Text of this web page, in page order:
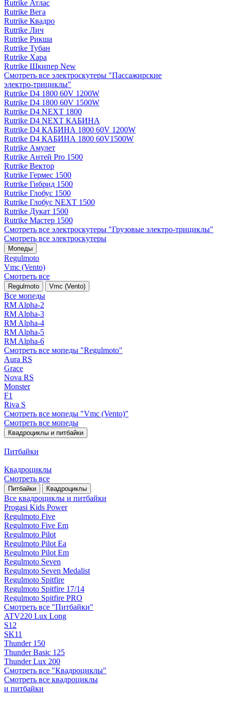
Rutrike Атлас
Rutrike Вега
Rutrike Квадро
Rutrike Лич
Rutrike Рикша
Rutrike Тубан
Rutrike Хара
Rutrike Шкипер New
Смотреть все электро­скутеры "Пассажирские
электро‑трициклы"
Rutrike D4 1800 60V 1200W
Rutrike D4 1800 60V 1500W
Rutrike D4 NEXT 1800
Rutrike D4 NEXT КАБИНА
Rutrike D4 КАБИНА 1800 60V 1200W
Rutrike D4 КАБИНА 1800 60V1500W
Rutrike Амулет
Rutrike Антей Pro 1500
Rutrike Вектор
Rutrike Гермес 1500
Rutrike Гибрид 1500
Rutrike Глобус 1500
Rutrike Глобус NEXT 1500
Rutrike Дукат 1500
Rutrike Мастер 1500
Смотреть все электро­скутеры "Грузовые электро‑трициклы"
Смотреть все электро­скутеры
Мопеды
Regulmoto
Vmc (Vento)
Смотреть все
Regulmoto Vmc (Vento)
Все мопеды
RM Alpha-2
RM Alpha-3
RM Alpha-4
RM Alpha-5
RM Alpha-6
Смотреть все мопеды "Regulmoto"
Aura RS
Grace
Nova RS
Monster
F1
Riva S
Смотреть все мопеды "Vmc (Vento)"
Смотреть все мопеды
Квадроциклы и питбайки
Питбайки
Квадроциклы
Смотреть все
Питбайки Квадроциклы
Все квадроциклы и питбайки
Progasi Kids Power
Regulmoto Five
Regulmoto Five Em
Regulmoto Pilot
Regulmoto Pilot Ea
Regulmoto Pilot Em
Regulmoto Seven
Regulmoto Seven Medalist
Regulmoto Spitfire
Regulmoto Spitfire 17/14
Regulmoto Spitfire PRO
Смотреть все "Питбайки"
ATV220 Lux Long
S12
SK11
Thunder 150
Thunder Basic 125
Thunder Lux 200
Смотреть все "Квадроциклы"
Смотреть все квадроциклы
и питбайки